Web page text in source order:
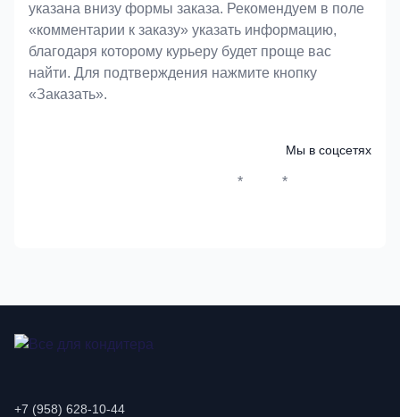
указана внизу формы заказа. Рекомендуем в поле
«комментарии к заказу» указать информацию,
благодаря которому курьеру будет проще вас
найти. Для подтверждения нажмите кнопку
«Заказать».
Мы в соцсетях
* *
+7 (958) 628-10-44